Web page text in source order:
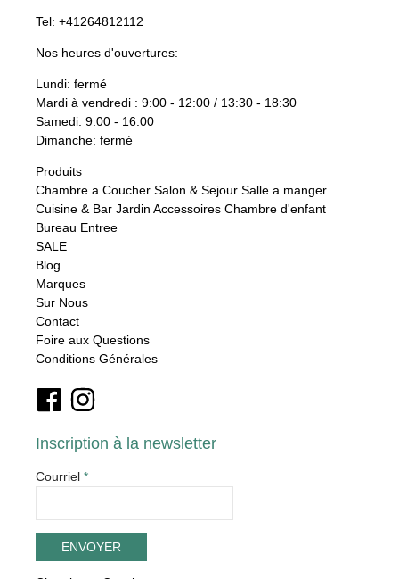
Tel: +41264812112
Nos heures d'ouvertures:
Lundi: fermé
Mardi à vendredi : 9:00 - 12:00 / 13:30 - 18:30
Samedi: 9:00 - 16:00
Dimanche: fermé
Produits
Chambre a Coucher Salon & Sejour Salle a manger
Cuisine & Bar Jardin Accessoires Chambre d'enfant
Bureau Entree
SALE
Blog
Marques
Sur Nous
Contact
Foire aux Questions
Conditions Générales
Inscription à la newsletter
Courriel *